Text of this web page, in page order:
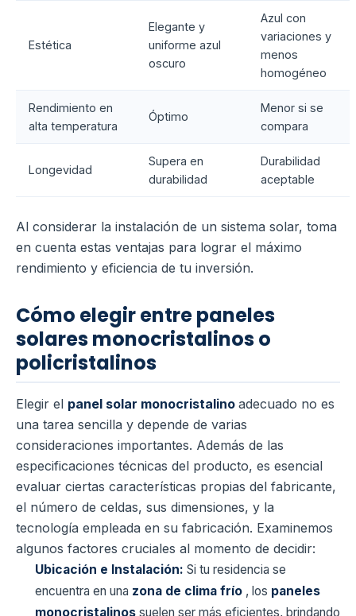
Estética
Elegante y
uniforme azul
oscuro
Azul con
variaciones y
menos
homogéneo
Rendimiento en
alta temperatura
Óptimo
Menor si se
compara
Longevidad
Supera en
durabilidad
Durabilidad
aceptable
Al considerar la instalación de un sistema solar, toma
en cuenta estas ventajas para lograr el máximo
rendimiento y eficiencia de tu inversión.
Cómo elegir entre paneles
solares monocristalinos o
policristalinos
Elegir el panel solar monocristalino adecuado no es
una tarea sencilla y depende de varias
consideraciones importantes. Además de las
especificaciones técnicas del producto, es esencial
evaluar ciertas características propias del fabricante,
el número de celdas, sus dimensiones, y la
tecnología empleada en su fabricación. Examinemos
algunos factores cruciales al momento de decidir:
Ubicación e Instalación: Si tu residencia se
encuentra en una zona de clima frío , los paneles
monocristalinos suelen ser más eficientes, brindando